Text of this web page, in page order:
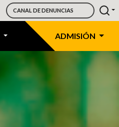
ADMISIÓN
CANAL DE DENUNCIAS